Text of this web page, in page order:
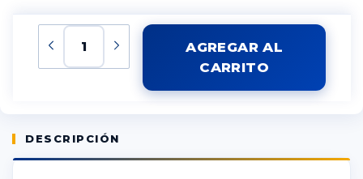
DESCRIPCIÓN